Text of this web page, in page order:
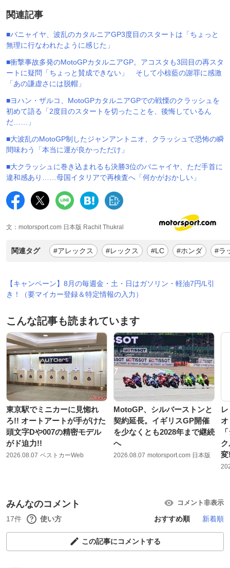
関連記事
■バニャイヤ、波乱のカタルニアGP3度目のスタートは「ちょっと
無理に行なわれたように感じた」
■衝撃事故多発のMotoGPカタルニアGP。アコスタも3回目の再スタ
ートに疑問「ちょっと賛成できない」 そして小椋藍の謝罪に感激
「あの謙虚さには脱帽」
■ヨハン・ザルコ、MotoGPカタルニアGPでの戦慄のクラッシュを
初めて語る「2度目のスタートを切ったことを、後悔しているん
だ……」
■大波乱のMotoGP制したジャンアントニオ、クラッシュで恐怖の瞬
間味わう「本当に運が良かっただけ」
■大クラッシュに巻き込まれるも決勝3位のバニャイヤ、ただ手首に
違和感あり……母国イタリアで再検査へ「何かがおかしい」
文：motorsport.com 日本版 Rachit Thukral
関連タグ #アレックス #レックス #LC #ホンダ #ラ
【キャンペーン】8月の毎週金・土・日はガソリン・軽油7円/L引
き！（要マイカー登録＆特定情報の入力）
こんな記事も読まれています
東京駅でミニカーに見惚れ
ろ!! オートアートが手がけた
頭文字Dや007の精密モデル
がド迫力!!
2026.08.07 ベストカーWeb
MotoGP、シルバーストンと
契約延長。イギリスGP開催
を少なくとも2028年まで継続
へ
2026.08.07 motorsport.com 日本版
みんなのコメント コメント非表示
17件 使い方 おすすめ順 新着順
この記事にコメントする